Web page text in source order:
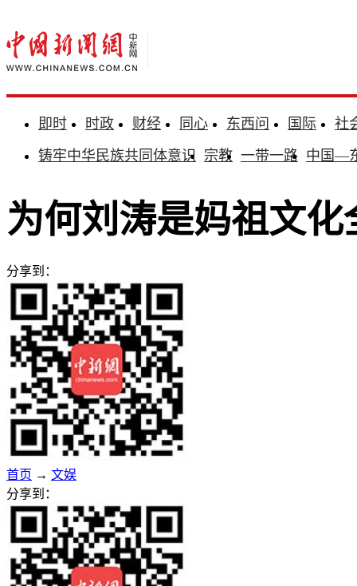
即时 时政 财经 同心 东西问 国际
社
铸牢中华民族共同体意识 宗教 一带一路 中国—
为何刘涛是妈祖文
分享到：
首页 → 文娱
分享到：